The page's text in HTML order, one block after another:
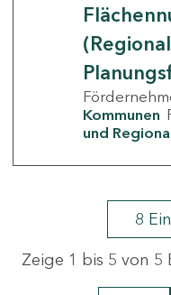
Kommunen
und
8
Zeige 1 bis 5 von 5